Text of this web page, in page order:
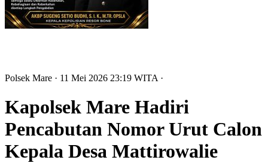
Polsek Mare · 11 Mei 2026 23:19 WITA ·
Kapolsek Mare Hadiri
Pencabutan Nomor Urut Calon
Kepala Desa Mattirowalie